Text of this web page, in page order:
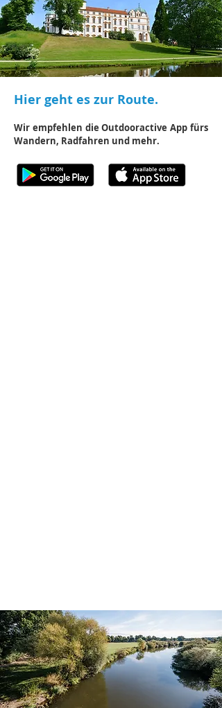
Hier geht es zur Route.
Wir empfehlen die Outdooractive App fürs
Wandern, Radfahren und mehr.